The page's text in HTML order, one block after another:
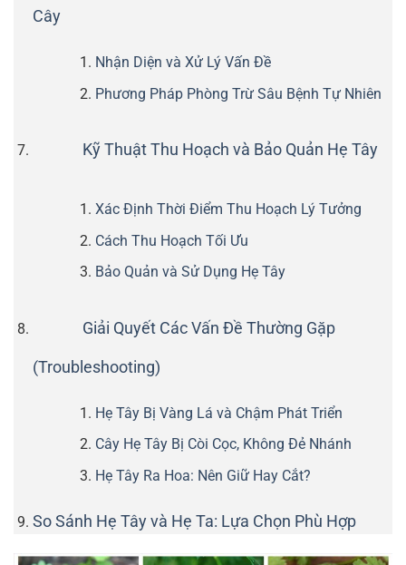
Cây
Nhận Diện và Xử Lý Vấn Đề
Phương Pháp Phòng Trừ Sâu Bệnh Tự Nhiên
Kỹ Thuật Thu Hoạch và Bảo Quản Hẹ Tây
Xác Định Thời Điểm Thu Hoạch Lý Tưởng
Cách Thu Hoạch Tối Ưu
Bảo Quản và Sử Dụng Hẹ Tây
Giải Quyết Các Vấn Đề Thường Gặp
(Troubleshooting)
Hẹ Tây Bị Vàng Lá và Chậm Phát Triển
Cây Hẹ Tây Bị Còi Cọc, Không Đẻ Nhánh
Hẹ Tây Ra Hoa: Nên Giữ Hay Cắt?
So Sánh Hẹ Tây và Hẹ Ta: Lựa Chọn Phù Hợp